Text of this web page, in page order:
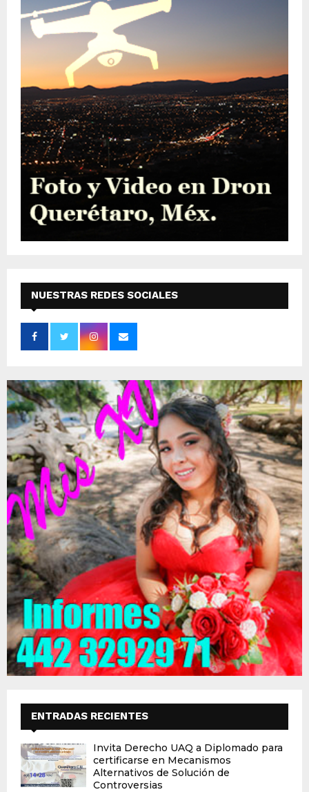
NUESTRAS REDES SOCIALES
ENTRADAS RECIENTES
Invita Derecho UAQ a Diplomado para
certificarse en Mecanismos
Alternativos de Solución de
Controversias